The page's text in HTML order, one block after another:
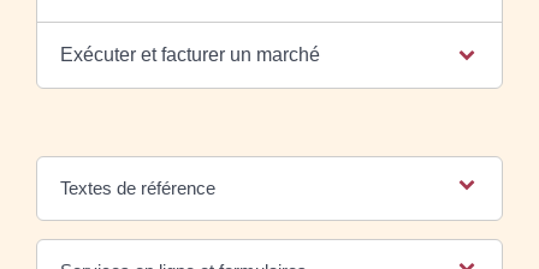
Exécuter et facturer un marché
Textes de référence